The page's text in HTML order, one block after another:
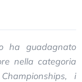
ha guadagnato
nella categoria
i